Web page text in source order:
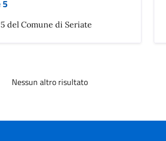
5
del Comune di Seriate
Nessun altro risultato